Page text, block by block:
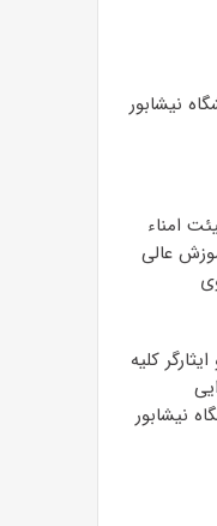
نیشابور
امناء
عالی
کلیه
نیشابور